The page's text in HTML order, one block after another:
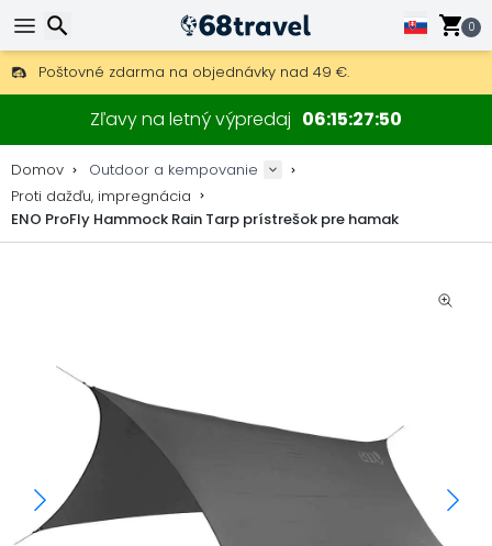
0
Poštovné zdarma na objednávky nad 49 €.
30 dní na vrátenie, 90 dní na drevené mapy a dekorácie.
Najlepšie ceny na outdoor vybavenie a doplnky.
Zľavy na letný výpredaj 06 15 27 50
Domov
Outdoor a kempovanie
Proti dažďu, impregnácia
ENO ProFly Hammock Rain Tarp prístrešok pre hamak
Hľadať
Hľadať